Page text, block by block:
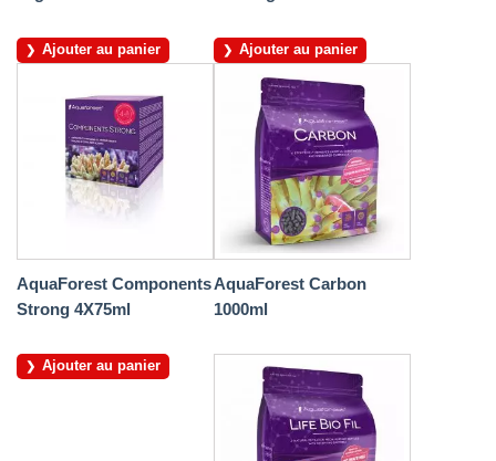
Ajouter au panier Ajouter au panier
AquaForest Components
Strong 4X75ml
Ajouter au panier
AquaForest Carbon
1000ml